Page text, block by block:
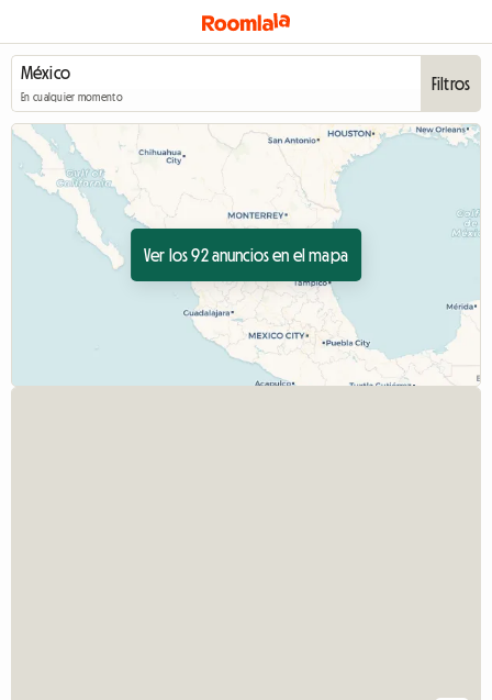
En cualquier momento
Filtros
Ver los 92 anuncios en el mapa